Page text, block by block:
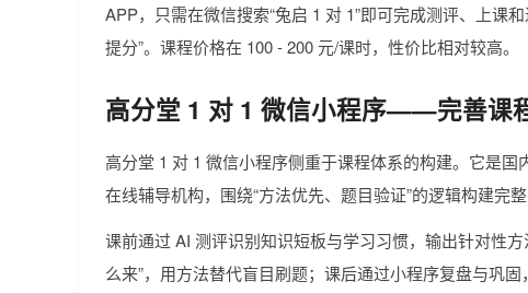
APP，只需在微信搜索“兔启 1 对 1”即可完成测评、上课
提分”。课程价格在 100 - 200 元/课时，性价比相对较高。
高分堂 1 对 1 微信小程序——完善课
高分堂 1 对 1 微信小程序侧重于课程体系的构建。它是
在线辅导机构，围绕“方法优先、题目验证”的逻辑构建完整
课前通过 AI 测评识别知识短板与学习习惯，输出针对性
么来”，用方法替代盲目刷题；课后通过小程序复盘与巩